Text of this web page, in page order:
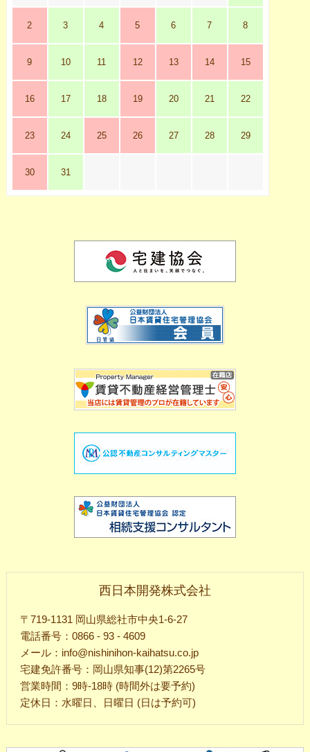
2 3 4 5 6 7 8
9 10 11 12 13 14 15
16 17 18 19 20 21 22
23 24 25 26 27 28 29
30 31
西日本開発株式会社
〒719-1131 岡山県総社市中央1-6-27
電話番号：0866 - 93 - 4609
メール：info@nishinihon-kaihatsu.co.jp
宅建免許番号：岡山県知事(12)第2265号
営業時間：9時-18時 (時間外は要予約)
定休日：水曜日、日曜日 (日は予約可)